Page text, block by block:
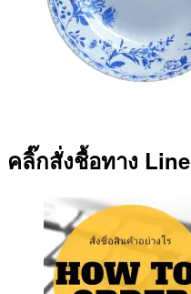
คลิ๊กสั่งชื้อทาง Line